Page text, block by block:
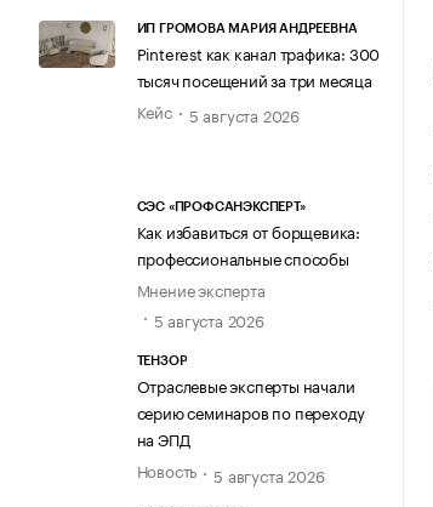
ИП ГРОМОВА МАРИЯ АНДРЕЕВНА
Pinterest как канал трафика: 300
тысяч посещений за три месяца
Кейс
5 августа 2026
СЭС «ПРОФСАНЭКСПЕРТ»
Как избавиться от борщевика:
профессиональные способы
Мнение эксперта
5 августа 2026
ТЕНЗОР
Отраслевые эксперты начали
серию семинаров по переходу
на ЭПД
Новость
5 августа 2026